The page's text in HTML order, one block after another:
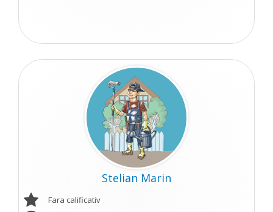
Stelian Marin
Fara calificativ